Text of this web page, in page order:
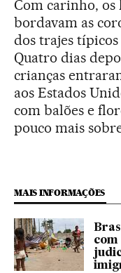
Com carinho, os
bordavam as
dos trajes típicos
Quatro dias
crianças
aos Estados
com balões e
pouco mais
MAIS INFORMAÇÕES
com